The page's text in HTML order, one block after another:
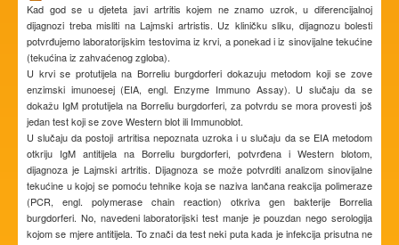
Kad god se u djeteta javi artritis kojem ne znamo uzrok, u diferencijalnoj
dijagnozi treba misliti na Lajmski artristis. Uz kliničku sliku, dijagnozu bolesti
potvrđujemo laboratorijskim testovima iz krvi, a ponekad i iz sinovijalne tekućine
(tekućina iz zahvaćenog zgloba).
U krvi se protutijela na Borreliu burgdorferi dokazuju metodom koji se zove
enzimski imunoesej (EIA, engl. Enzyme Immuno Assay). U slučaju da se
dokažu IgM protutijela na Borreliu burgdorferi, za potvrdu se mora provesti još
jedan test koji se zove Western blot ili Immunoblot.
U slučaju da postoji artritisa nepoznata uzroka i u slučaju da se EIA metodom
otkriju IgM antitijela na Borreliu burgdorferi, potvrđena i Western blotom,
dijagnoza je Lajmski artritis. Dijagnoza se može potvrditi analizom sinovijalne
tekućine u kojoj se pomoću tehnike koja se naziva lančana reakcija polimeraze
(PCR, engl. polymerase chain reaction) otkriva gen bakterije Borrelia
burgdorferi. No, navedeni laboratorijski test manje je pouzdan nego serologija
kojom se mjere antitijela. To znači da test neki puta kada je infekcija prisutna ne